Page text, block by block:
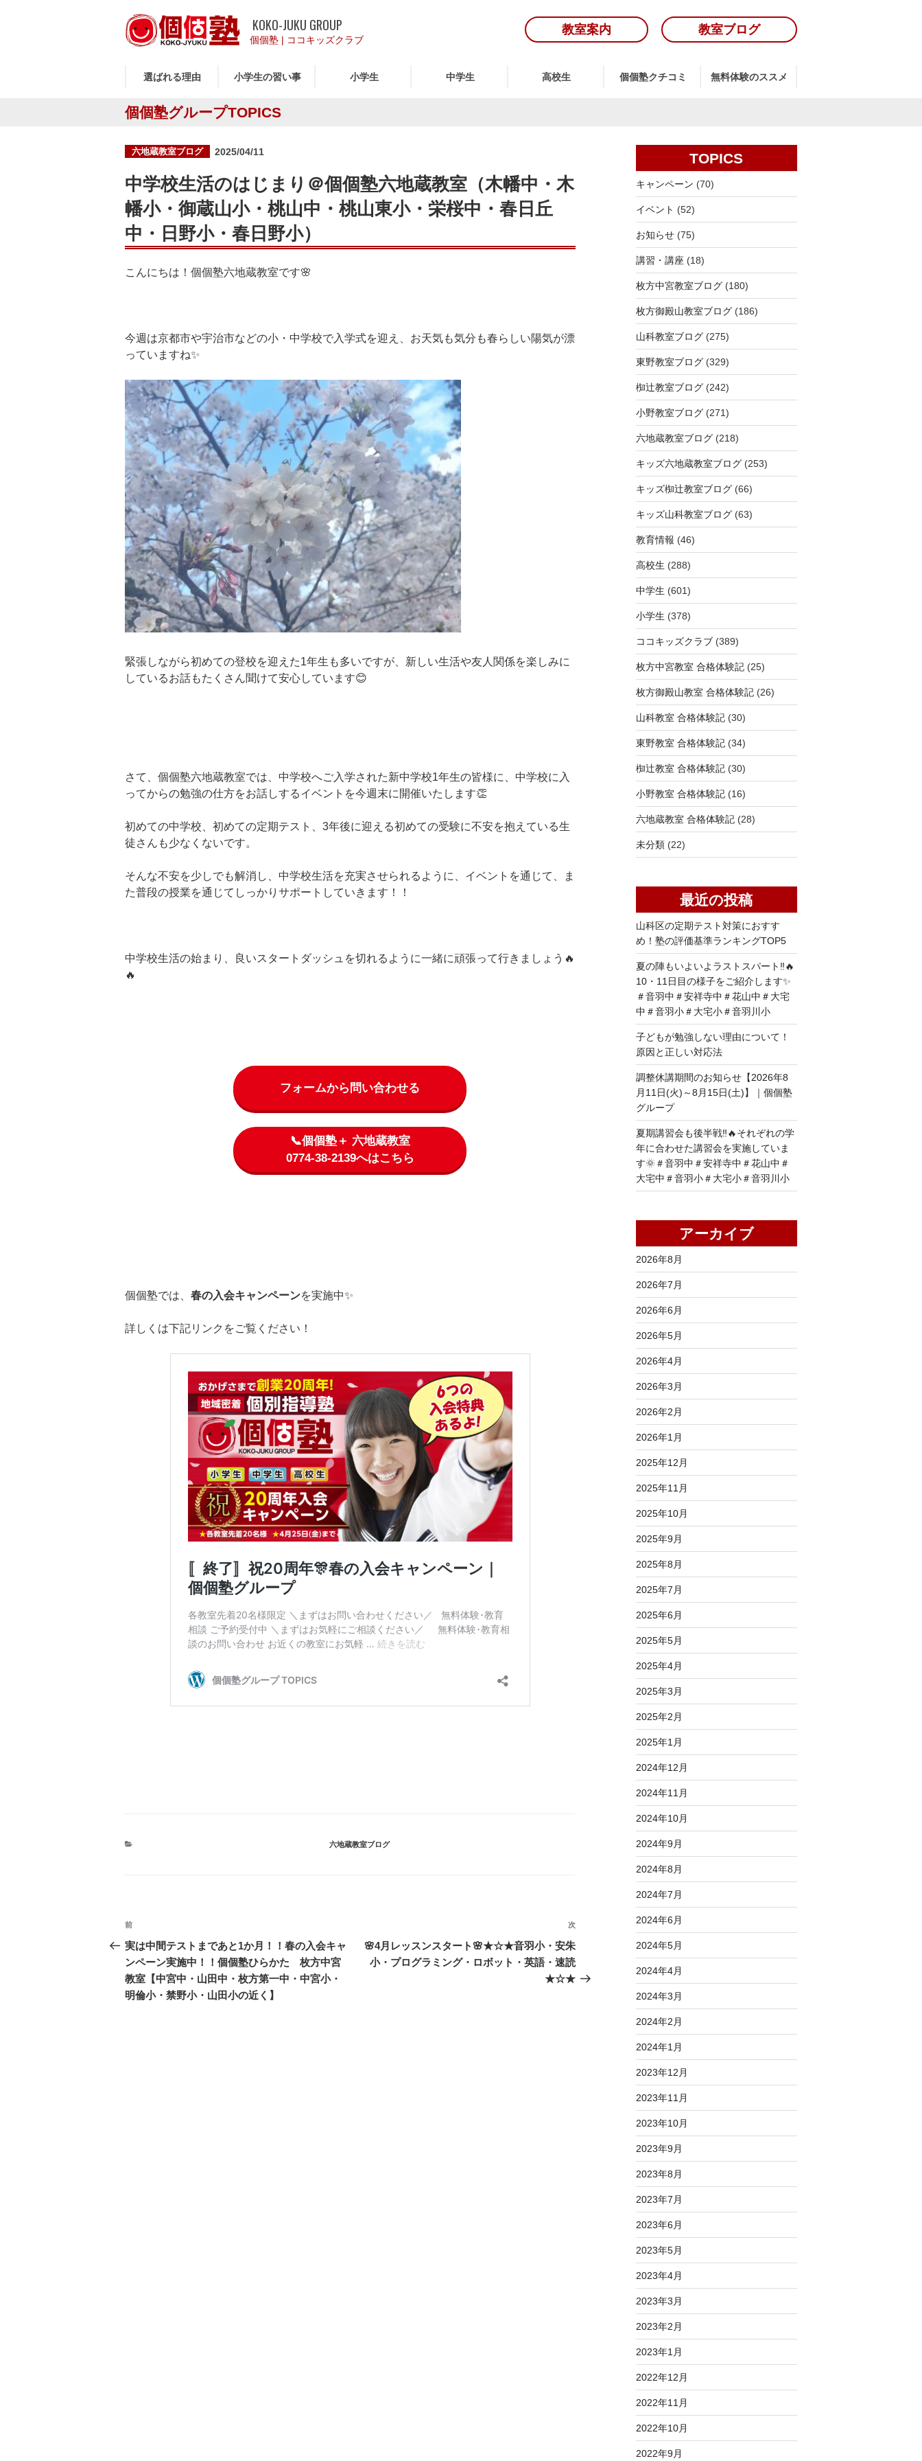
KOKO-JUKU GROUP
個個塾 | ココキッズクラブ
教室案内 教室ブログ
選ばれる理由 小学生の習い事 小学生 中学生 高校生 個個塾クチコミ 無料体験のススメ
個個塾グループTOPICS
投
2025/04/11
六地蔵教室ブログ
中学校生活のはじまり＠個個塾六地蔵教室（木幡中・木
幡小・御蔵山小・桃山中・桃山東小・栄桜中・春日丘
中・日野小・春日野小）
こんにちは！個個塾六地蔵教室です🌸
今週は京都市や宇治市などの小・中学校で入学式を迎え、お天気も気分も春らしい陽気が漂
っていますね✨
緊張しながら初めての登校を迎えた1年生も多いですが、新しい生活や友人関係を楽しみに
しているお話もたくさん聞けて安心しています😊
さて、個個塾六地蔵教室では、中学校へご入学された新中学校1年生の皆様に、中学校に入
ってからの勉強の仕方をお話しするイベントを今週末に開催いたします👏
初めての中学校、初めての定期テスト、3年後に迎える初めての受験に不安を抱えている生
徒さんも少なくないです。
そんな不安を少しでも解消し、中学校生活を充実させられるように、イベントを通じて、ま
た普段の授業を通じてしっかりサポートしていきます！！
中学校生活の始まり、良いスタートダッシュを切れるように一緒に頑張って行きましょう🔥
🔥
フォームから問い合わせる
📞個個塾＋ 六地蔵教室
0774-38-2139へはこちら
個個塾では、 春の入会キャンペーンを実施中✨
詳しくは下記リンクをご覧ください！
カ
六地蔵教室ブログ
投
稿
ナ
ビ
前
の
投
稿
前
実は中間テストまであと1か月！！春の入会キャ
ンペーン実施中！！個個塾ひらかた 枚方中宮
教室【中宮中・山田中・枚方第一中・中宮小・
明倫小・禁野小・山田小の近く】
次
の
投
稿
次
🌸4月レッスンスタート🌸★☆★音羽小・安朱
小・プログラミング・ロボット・英語・速読
★☆★
TOPICS
キャンペーン (70)
イベント (52)
お知らせ(75)
講習・講座 (18)
枚方中宮教室ブログ(180)
枚方御殿山教室ブログ(186)
山科教室ブログ(275)
東野教室ブログ(329)
椥辻教室ブログ(242)
小野教室ブログ(271)
六地蔵教室ブログ(218)
キッズ六地蔵教室ブログ(253)
キッズ椥辻教室ブログ(66)
キッズ山科教室ブログ(63)
教育情報 (46)
高校生 (288)
中学生 (601)
小学生 (378)
ココキッズクラブ(389)
枚方中宮教室 合格体験記(25)
枚方御殿山教室 合格体験記(26)
山科教室 合格体験記(30)
東野教室 合格体験記(34)
椥辻教室 合格体験記(30)
小野教室 合格体験記(16)
六地蔵教室 合格体験記(28)
未分類(22)
最近の投稿
山科区の定期テスト対策におすす
め！塾の評価基準ランキングTOP5
夏の陣もいよいよラストスパート‼🔥
10・11日目の様子をご紹介します✨
＃音羽中＃安祥寺中＃花山中＃大宅
中＃音羽小＃大宅小＃音羽川小
子どもが勉強しない理由について！
原因と正しい対応法
調整休講期間のお知らせ【2026年8
月11日(火)～8月15日(土)】｜個個塾
グループ
夏期講習会も後半戦‼🔥それぞれの学
年に合わせた講習会を実施していま
す🌞＃音羽中＃安祥寺中＃花山中＃
大宅中＃音羽小＃大宅小＃音羽川小
アーカイブ
2026年8月
2026年7月
2026年6月
2026年5月
2026年4月
2026年3月
2026年2月
2026年1月
2025年12月
2025年11月
2025年10月
2025年9月
2025年8月
2025年7月
2025年6月
2025年5月
2025年4月
2025年3月
2025年2月
2025年1月
2024年12月
2024年11月
2024年10月
2024年9月
2024年8月
2024年7月
2024年6月
2024年5月
2024年4月
2024年3月
2024年2月
2024年1月
2023年12月
2023年11月
2023年10月
2023年9月
2023年8月
2023年7月
2023年6月
2023年5月
2023年4月
2023年3月
2023年2月
2023年1月
2022年12月
2022年11月
2022年10月
2022年9月